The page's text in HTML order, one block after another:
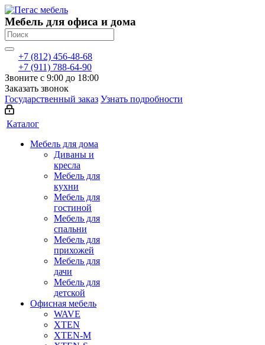
Мебель для офиса и дома
+7 (812) 456-48-68
+7 (911) 788-64-90
Звоните с 9:00 до 18:00
Заказать звонок
Государственный заказ Узнать подробности
Каталог
Мебель для дома
Диваны и
кресла
Мебель для
кухни
Мебель для
гостиной
Мебель для
спальни
Мебель для
прихожей
Мебель для
дачи
Мебель для
детской
Офисная мебель
WAVE
XTEN
XTEN-M